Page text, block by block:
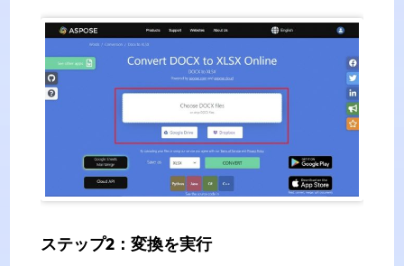
ステップ2：変換を実行